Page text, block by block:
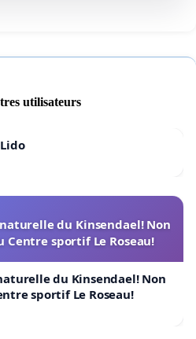
utilisateurs
du Kinsendael! Non
sportif Le Roseau!
du Kinsendael! Non
sportif Le Roseau!